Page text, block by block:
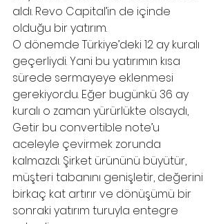
aldı. Revo Capital’in de içinde
olduğu bir yatırım.
O dönemde Türkiye’deki 12 ay kuralı
geçerliydi. Yani bu yatırımın kısa
sürede sermayeye eklenmesi
gerekiyordu. Eğer bugünkü 36 ay
kuralı o zaman yürürlükte olsaydı,
Getir bu convertible note’u
aceleyle çevirmek zorunda
kalmazdı. Şirket ürününü büyütür,
müşteri tabanını genişletir, değerini
birkaç kat artırır ve dönüşümü bir
sonraki yatırım turuyla entegre